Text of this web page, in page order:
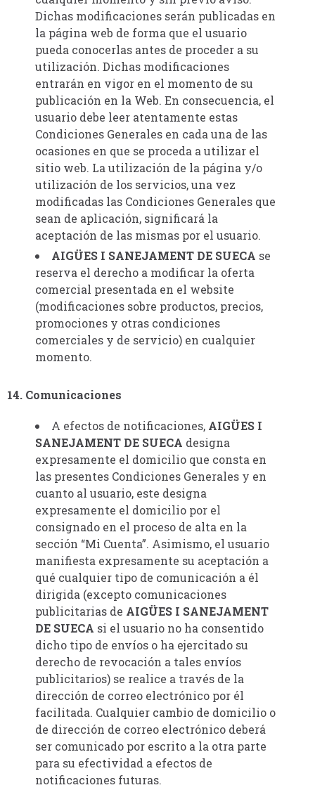
Dichas modificaciones serán publicadas en
la página web de forma que el usuario
pueda conocerlas antes de proceder a su
utilización. Dichas modificaciones
entrarán en vigor en el momento de su
publicación en la Web. En consecuencia, el
usuario debe leer atentamente estas
Condiciones Generales en cada una de las
ocasiones en que se proceda a utilizar el
sitio web. La utilización de la página y/o
utilización de los servicios, una vez
modificadas las Condiciones Generales que
sean de aplicación, significará la
aceptación de las mismas por el usuario.
AIGÜES I SANEJAMENT DE SUECA se
reserva el derecho a modificar la oferta
comercial presentada en el website
(modificaciones sobre productos, precios,
promociones y otras condiciones
comerciales y de servicio) en cualquier
momento.
14. Comunicaciones
A efectos de notificaciones, AIGÜES I
SANEJAMENT DE SUECA designa
expresamente el domicilio que consta en
las presentes Condiciones Generales y en
cuanto al usuario, este designa
expresamente el domicilio por el
consignado en el proceso de alta en la
sección “Mi Cuenta”. Asimismo, el usuario
manifiesta expresamente su aceptación a
qué cualquier tipo de comunicación a él
dirigida (excepto comunicaciones
publicitarias de AIGÜES I SANEJAMENT
DE SUECA si el usuario no ha consentido
dicho tipo de envíos o ha ejercitado su
derecho de revocación a tales envíos
publicitarios) se realice a través de la
dirección de correo electrónico por él
facilitada. Cualquier cambio de domicilio o
de dirección de correo electrónico deberá
ser comunicado por escrito a la otra parte
para su efectividad a efectos de
notificaciones futuras.